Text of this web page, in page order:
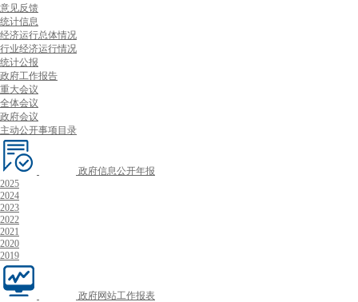
意见反馈
统计信息
经济运行总体情况
行业经济运行情况
统计公报
政府工作报告
重大会议
全体会议
政府会议
主动公开事项目录
政府信息公开年报
2025
2024
2023
2022
2021
2020
2019
政府网站工作报表